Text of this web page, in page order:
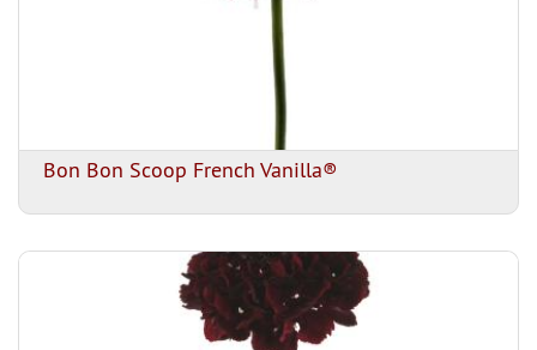
Bon Bon Scoop French Vanilla®